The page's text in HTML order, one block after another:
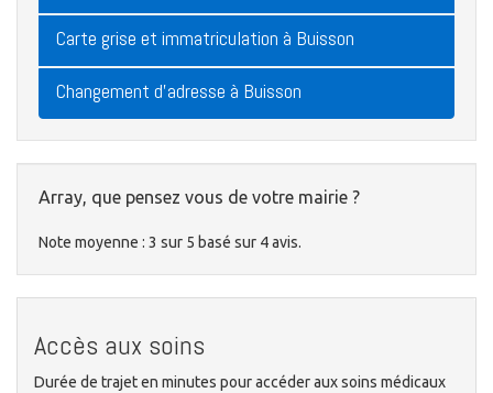
Carte grise et immatriculation à Buisson
Changement d'adresse à Buisson
Array, que pensez vous de votre mairie ?
Note moyenne : 3 sur 5 basé sur 4avis.
Accès aux soins
Durée de trajet en minutes pour accéder aux soins médicaux